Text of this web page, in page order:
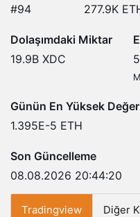
#94
277.9K
Dolaşımdaki Miktar
19.9B XDC
Günün En Yüksek
1.395E-5 ETH
Son Güncelleme
08.08.2026 20:44:20
Tradingview Diğer